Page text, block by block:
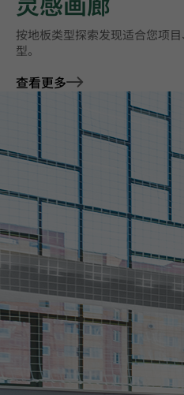
按地板类型探索‌发现适合您项
型。
查看更多